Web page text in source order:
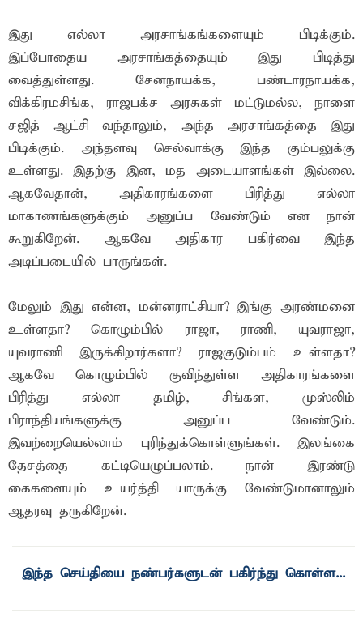
இது எல்லா அரசாங்கங்களையும் பிடிக்கும்.
இப்போதைய அரசாங்கத்தையும் இது பிடித்து
வைத்துள்ளது. சேனநாயக்க, பண்டாரநாயக்க,
விக்கிரமசிங்க, ராஜபக்ச அரசுகள் மட்டுமல்ல, நாளை
சஜித் ஆட்சி வந்தாலும், அந்த அரசாங்கத்தை இது
பிடிக்கும். அந்தளவு செல்வாக்கு இந்த கும்பலுக்கு
உள்ளது. இதற்கு இன, மத அடையாளங்கள் இல்லை.
ஆகவேதான், அதிகாரங்களை பிரித்து எல்லா
மாகாணங்களுக்கும் அனுப்ப வேண்டும் என நான்
கூறுகிறேன். ஆகவே அதிகார பகிர்வை இந்த
அடிப்படையில் பாருங்கள்.
மேலும் இது என்ன, மன்னராட்சியா? இங்கு அரண்மனை
உள்ளதா? கொழும்பில் ராஜா, ராணி, யுவராஜா,
யுவராணி இருக்கிறார்களா? ராஜகுடும்பம் உள்ளதா?
ஆகவே கொழும்பில் குவிந்துள்ள அதிகாரங்களை
பிரித்து எல்லா தமிழ், சிங்கள, முஸ்லிம்
பிராந்தியங்களுக்கு அனுப்ப வேண்டும்.
இவற்றையெல்லாம் புரிந்துக்கொள்ளுங்கள். இலங்கை
தேசத்தை கட்டியெழுப்பலாம். நான் இரண்டு
கைகளையும் உயர்த்தி யாருக்கு வேண்டுமானாலும்
ஆதரவு தருகிறேன்.